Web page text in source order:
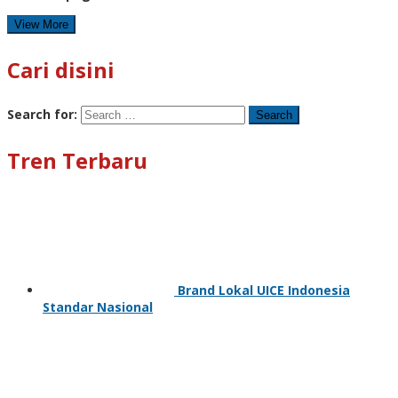
View More
Cari disini
Search for:
Tren Terbaru
Brand Lokal UICE Indonesia
Standar Nasional